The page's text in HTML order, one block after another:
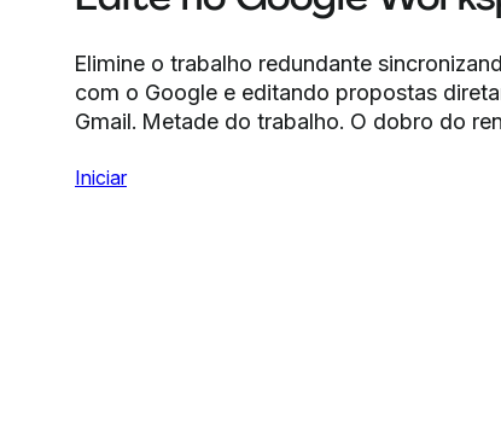
Elimine o trabalho redundante
com o Google e editando propostas
Gmail. Metade do trabalho. O dobro do
Iniciar